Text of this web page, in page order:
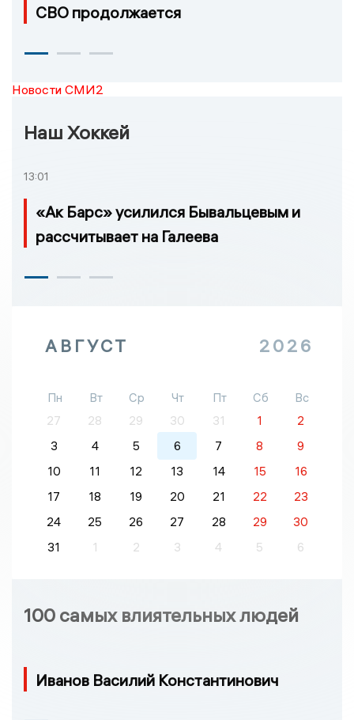
СВО продолжается
Новости СМИ2
Наш Хоккей
13:01
«Ак Барс» усилился Бывальцевым и
рассчитывает на Галеева
АВГУСТ 2026
Пн Вт Ср Чт Пт Сб
Вс
27
28 29 30 31 1
2
3
4 5 6 7 8
9
10
11 12 13 14 15
16
17
18 19 20 21 22
23
24
25 26 27 28 29
30
31
1 2 3 4 5 6
100 самых влиятельных людей
Иванов Василий Константинович